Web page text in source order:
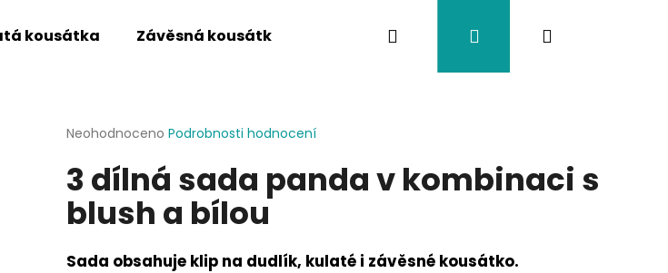
kousátka Závěsná kousátka Závěsy na kočárek Twistík kousátka
Hledat PřihlášeníNákupní
Průměrné
produktu
je
0,0
hvězdiček.
Neohodnoceno Podrobnosti hodnocení
3 dílná sada panda v kombinaci s
blush a bílou
Sada obsahuje klip na dudlík, kulaté i závěsné kousátko.
najít?
HLEDAT